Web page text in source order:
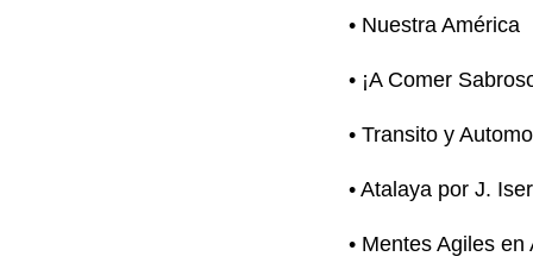
• Nuestra América
• ¡A Comer
• Transito y
• Atalaya por J.
• Mentes Agiles